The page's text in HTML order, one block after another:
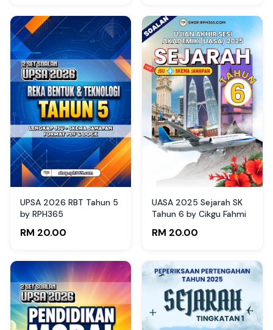
UPSA 2026 RBT Tahun 5
by RPH365
RM 20.00
UASA 2025 Sejarah SK
Tahun 6 by Cikgu Fahmi
RM 20.00